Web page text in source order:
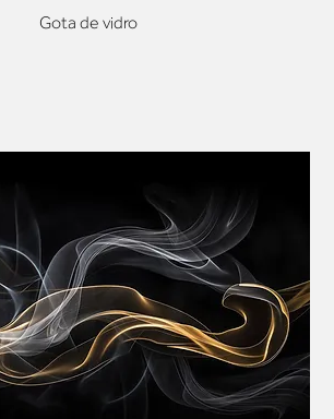
Gota de vidro